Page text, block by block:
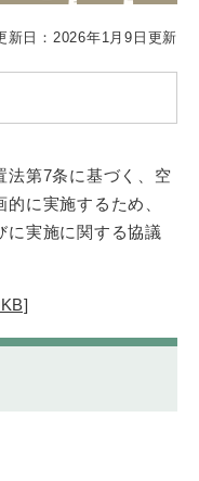
新日：2026年1月9日更新
法第7条に基づく、空
に実施するため、
に実施に関する協議